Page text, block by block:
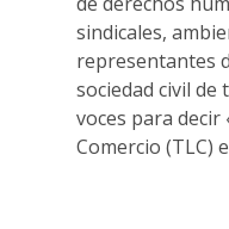
14.06.2026
BLOG ENTRY
Con motivo del Día
comunidades de
sindicales,
representantes
sociedad civil de
voces para decir
Comercio (TLC)